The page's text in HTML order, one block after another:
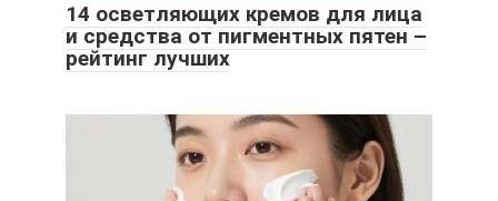
14 осветляющих кремов для лица
и средства от пигментных пятен –
рейтинг лучших